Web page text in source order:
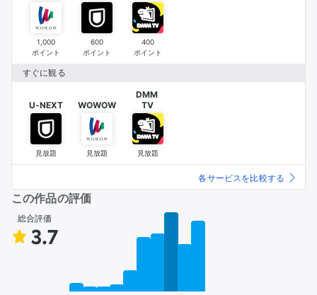
1,000
ポイント
600
ポイント
400
ポイント
すぐに観る
U-NEXT
見放題
WOWOW
見放題
DMM
TV
見放題
各サービスを比較する
この作品の評価
総合評価
3.7